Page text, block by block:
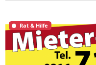
Rat & Hilfe